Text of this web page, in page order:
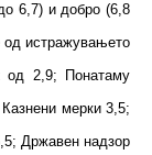
6,7) и добро (6,8
од истражувањето
од 2,9; Понатаму
мерки 3,5;
Државен надзор